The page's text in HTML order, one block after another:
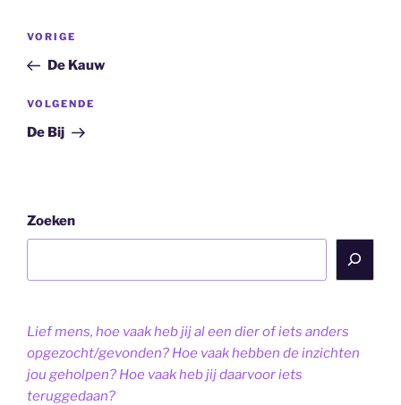
Bericht
Vorig
bericht
VORIGE
De Kauw
Volgend
bericht
VOLGENDE
De Bij
Zoeken
Lief mens, hoe vaak heb jij al een dier of iets anders
opgezocht/gevonden? Hoe vaak hebben de inzichten
jou geholpen? Hoe vaak heb jij daarvoor iets
teruggedaan?